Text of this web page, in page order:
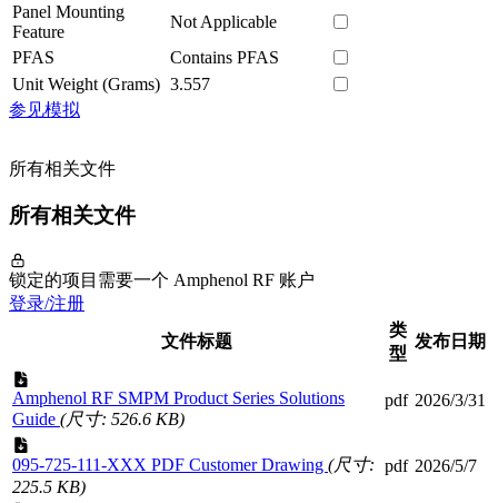
Panel Mounting
Feature
Not Applicable
PFAS
Contains PFAS
Unit Weight (Grams) 3.557
参见模拟
所有相关文件
所有相关文件
锁定的项目需要一个 Amphenol RF 账户
登录/注册
文件标题
类
型
发布日期
Amphenol RF SMPM Product Series Solutions
Guide (尺寸: 526.6 KB)
pdf 2026/3/31
095-725-111-XXX PDF Customer Drawing (尺寸:
225.5 KB)
pdf 2026/5/7